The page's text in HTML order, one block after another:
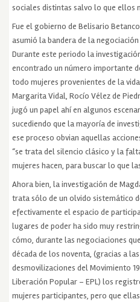
sociales distintas salvo lo que ellos
Fue el gobierno de Belisario
asumió la bandera de la
Durante este periodo la
encontrado un número importante
todo mujeres provenientes de la
Margarita Vidal, Rocío Vélez de
jugó un papel ahí en algunos
sucediendo que la mayoría de
ese proceso obvian aquellas
“se trata del silencio clásico y la
mujeres hacen, para buscar lo que
Ahora bien, la investigación de
trata sólo de un olvido sistemático
efectivamente el espacio de
lugares de poder ha sido muy
cómo, durante las negociaciones
década de los noventa, (gracias a
desmovilizaciones del Movimiento
Liberación Popular – EPL) los
mujeres participantes, pero que